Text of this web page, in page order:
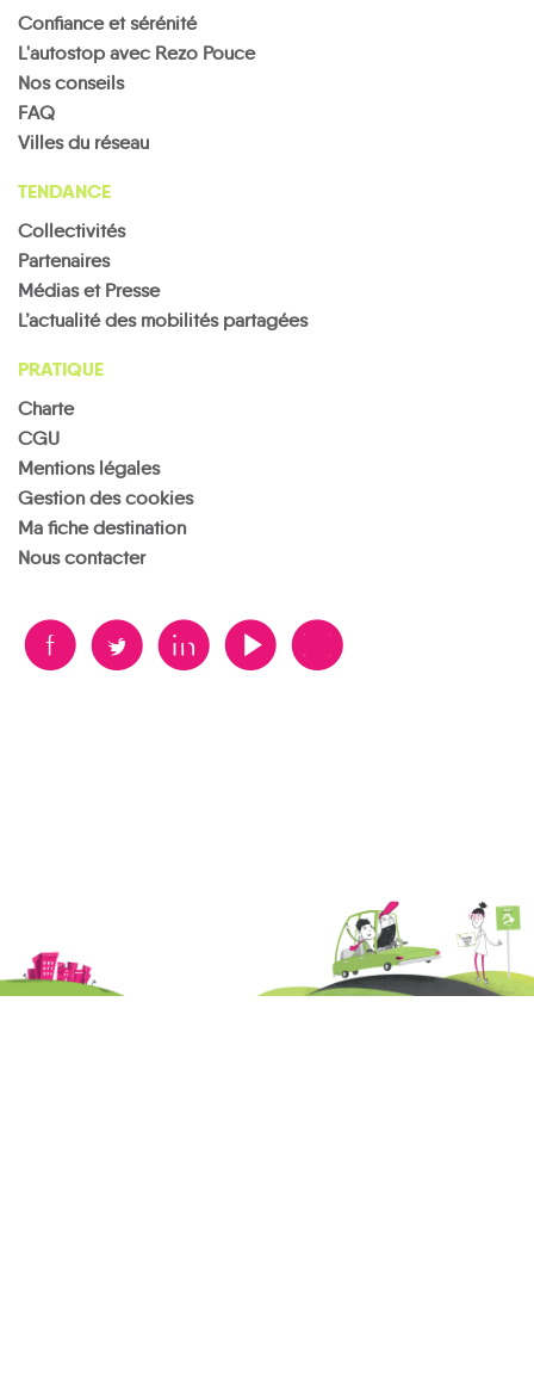
Confiance et sérénité
L'autostop avec Rezo Pouce
Nos conseils
FAQ
Villes du réseau
TENDANCE
Collectivités
Partenaires
Médias et Presse
L’actualité des mobilités partagées
PRATIQUE
Charte
CGU
Mentions légales
Gestion des cookies
Ma fiche destination
Nous contacter
B A D F V